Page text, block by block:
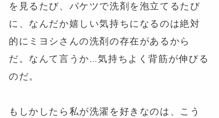
を見るたび、バケツで洗剤を泡立てるたび
に、なんだか嬉しい気持ちになるのは絶対
的にミヨシさんの洗剤の存在があるから
だ。なんて言うか…気持ちよく背筋が伸びる
のだ。
もしかしたら私が洗濯を好きなのは、こう